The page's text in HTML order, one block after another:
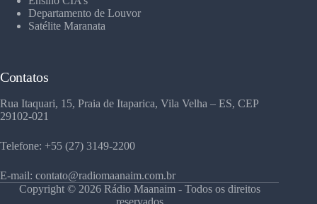
Departamento de Louvor
Satélite Maranata
Contatos
Rua Itaquari, 15, Praia de Itaparica, Vila Velha – ES, CEP
29102-021
Telefone: +55 (27) 3149-2200
E-mail: contato@radiomaanaim.com.br
Copyright © 2026 Rádio Maanaim - Todos os direitos
reservados